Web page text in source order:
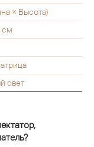
× Высота)
см
свет